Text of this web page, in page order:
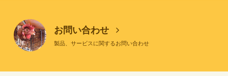
お問い合わせ
製品、サービスに関するお問い合わせ